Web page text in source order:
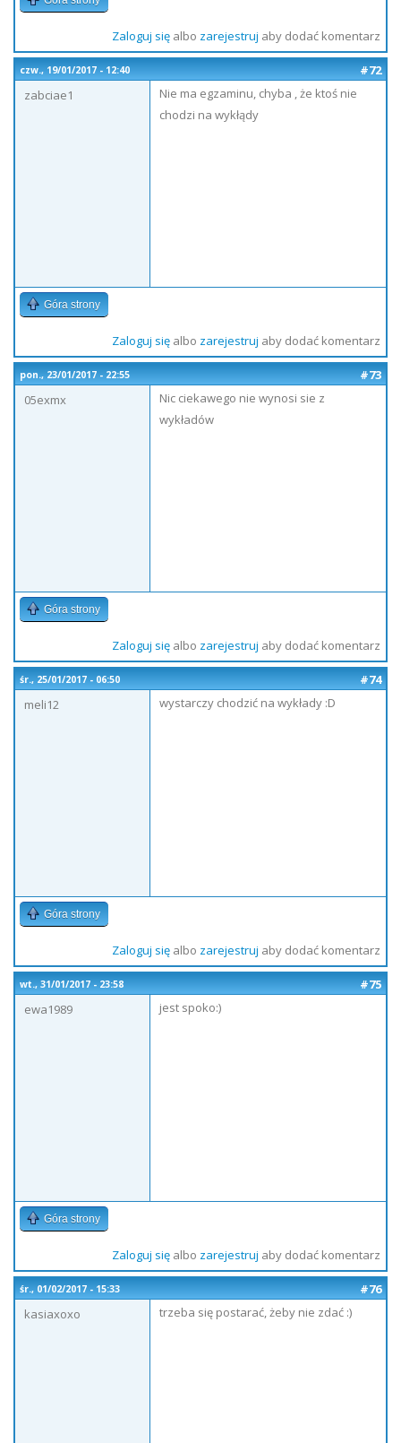
Zaloguj sięalbo zarejestruj aby dodać komentarz
czw., 19/01/2017 - 12:40
#72
zabciae1
Nie ma egzaminu, chyba , że ktoś nie
chodzi na wykłądy
Góra strony
Zaloguj sięalbo zarejestruj aby dodać komentarz
pon., 23/01/2017 - 22:55
#73
05exmx
Nic ciekawego nie wynosi sie z
wykładów
Góra strony
Zaloguj sięalbo zarejestruj aby dodać komentarz
śr., 25/01/2017 - 06:50
#74
meli12
wystarczy chodzić na wykłady :D
Góra strony
Zaloguj sięalbo zarejestruj aby dodać komentarz
wt., 31/01/2017 - 23:58
#75
ewa1989
jest spoko:)
Góra strony
Zaloguj sięalbo zarejestruj aby dodać komentarz
śr., 01/02/2017 - 15:33
#76
kasiaxoxo
trzeba się postarać, żeby nie zdać :)